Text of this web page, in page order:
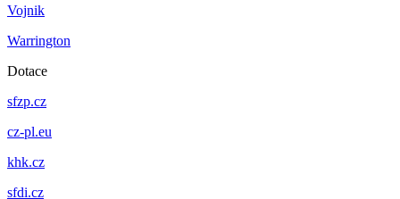
Vojnik
Warrington
Dotace
sfzp.cz
cz-pl.eu
khk.cz
sfdi.cz